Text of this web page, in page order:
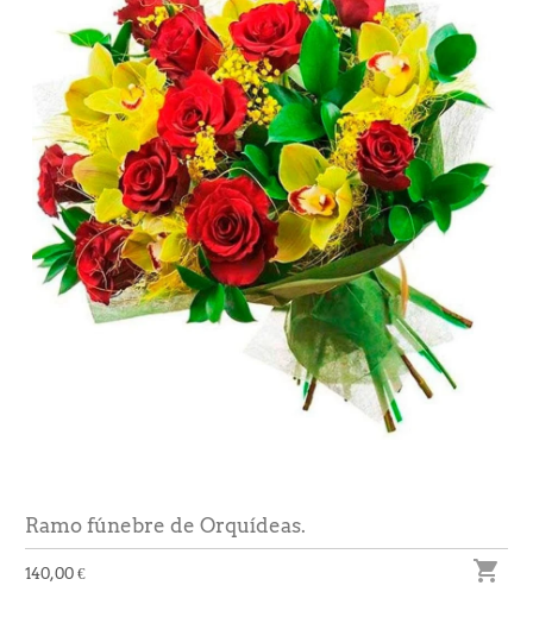
Ramo fúnebre de Orquídeas.
140,00 € 